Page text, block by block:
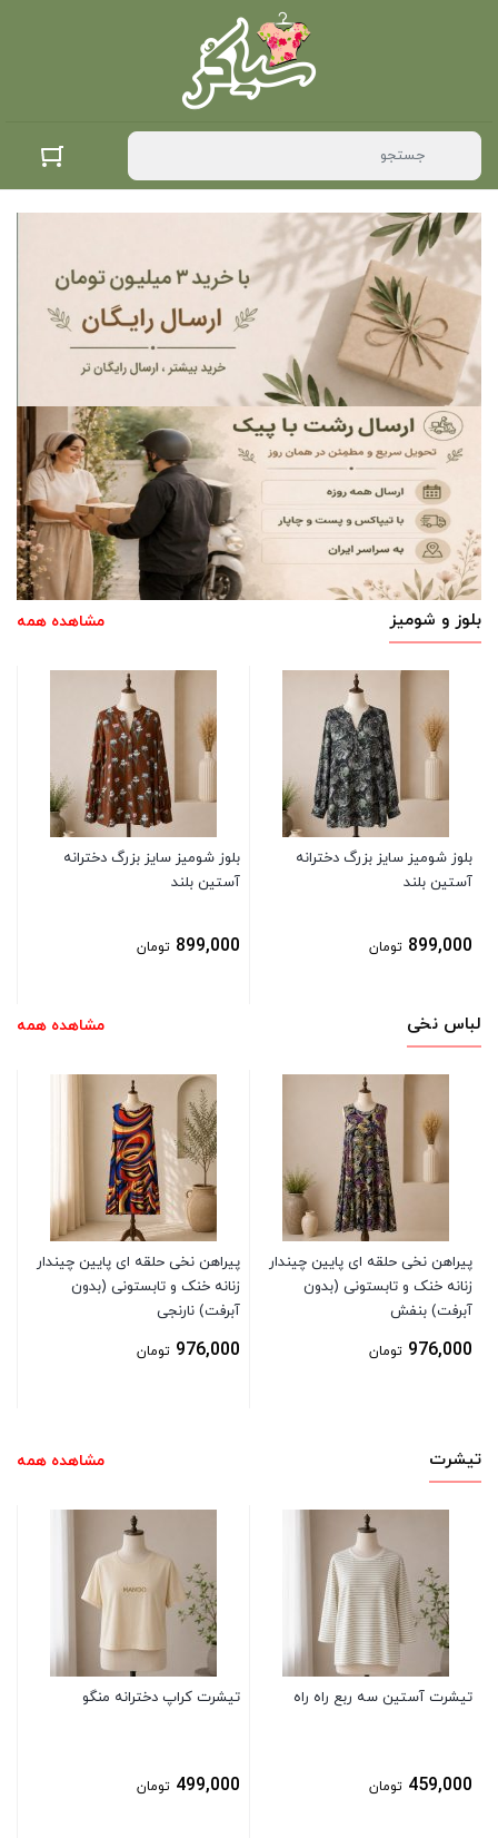
بلوز و شومیز مشاهده همه
بلوز شومیز سایز بزرگ دخترانه
آستین بلند
899,000 تومان
بلوز شومیز سایز بزرگ دخترانه
آستین بلند
899,000 تومان
لباس نخی مشاهده همه
پیراهن نخی حلقه ای پایین چیندار
زنانه خنک و تابستونی (بدون
آبرفت) بنفش
976,000 تومان
پیراهن نخی حلقه ای پایین چیندار
زنانه خنک و تابستونی (بدون
آبرفت) نارنجی
976,000 تومان
تیشرت مشاهده همه
تیشرت آستین سه ربع راه راه
459,000 تومان
تیشرت کراپ دخترانه منگو
499,000 تومان